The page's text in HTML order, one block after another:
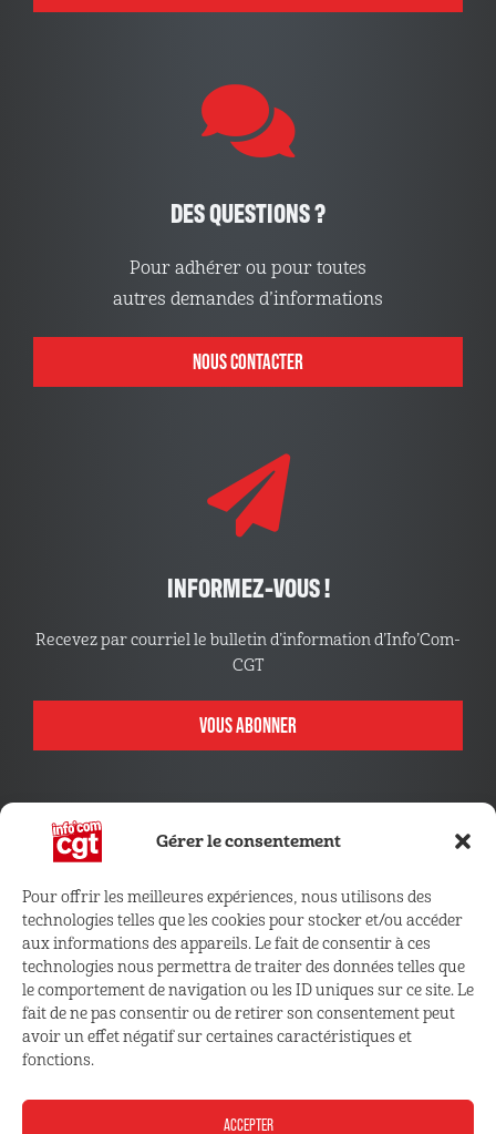
Gérer le consentement
Pour offrir les meilleures expériences, nous utilisons des
technologies telles que les cookies pour stocker et/ou accéder
aux informations des appareils. Le fait de consentir à ces
technologies nous permettra de traiter des données telles que
le comportement de navigation ou les ID uniques sur ce site. Le
fait de ne pas consentir ou de retirer son consentement peut
avoir un effet négatif sur certaines caractéristiques et
fonctions.
ACCEPTER
DES QUESTIONS ?
Pour adhérer ou pour toutes
autres demandes d’informations
NOUS CONTACTER
INFORMEZ-VOUS !
Recevez par courriel le bulletin d’information d’Info’Com-
CGT
VOUS ABONNER
CONNECTEZ VOUS !
Retrouvez les outils, infos et services qui vous sont
réservés